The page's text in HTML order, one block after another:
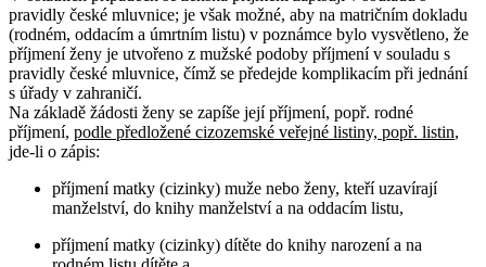
pravidly české mluvnice; je však možné, aby na matričním dokladu
(rodném, oddacím a úmrtním listu) v poznámce bylo vysvětleno, že
příjmení ženy je utvořeno z mužské podoby příjmení v souladu s
pravidly české mluvnice, čímž se předejde komplikacím při jednání
s úřady v zahraničí.
Na základě žádosti ženy se zapíše její příjmení, popř. rodné
příjmení, podle předložené cizozemské veřejné listiny, popř. listin,
jde-li o zápis:
příjmení matky (cizinky) muže nebo ženy, kteří uzavírají
manželství, do knihy manželství a na oddacím listu,
příjmení matky (cizinky) dítěte do knihy narození a na